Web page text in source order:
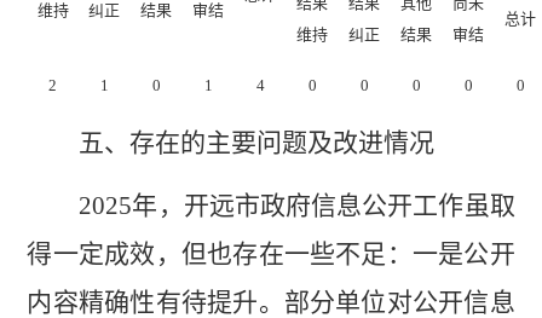
维持 纠正 结果 审结
维持
纠正
结果
审结
总计
2 1 0 1 4 0 0 0 0 0
五、存在的主要问题及改进情况
2025年，开远市政府信息公开工作虽取
得一定成效，但也存在一些不足 ： 一是公开
内容精确性有待提升。 部分单位对公开信息